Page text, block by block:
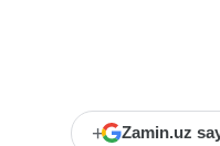
+ Zamin.uz